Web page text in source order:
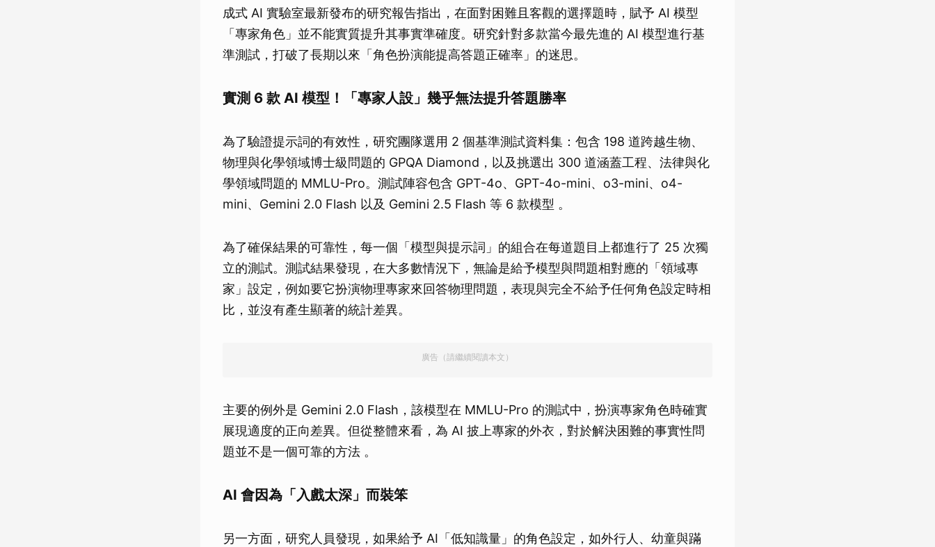
成式 AI 實驗室最新發布的研究報告指出，在面對困難且客觀的選擇題時，賦予 AI 模型
「專家角色」並不能實質提升其事實準確度。研究針對多款當今最先進的 AI 模型進行基
準測試，打破了長期以來「角色扮演能提高答題正確率」的迷思。
實測 6 款 AI 模型！「專家人設」幾乎無法提升答題勝率
為了驗證提示詞的有效性，研究團隊選用 2 個基準測試資料集：包含 198 道跨越生物、
物理與化學領域博士級問題的 GPQA Diamond，以及挑選出 300 道涵蓋工程、法律與化
學領域問題的 MMLU-Pro。測試陣容包含 GPT-4o、GPT-4o-mini、o3-mini、o4-
mini、Gemini 2.0 Flash 以及 Gemini 2.5 Flash 等 6 款模型 。
為了確保結果的可靠性，每一個「模型與提示詞」的組合在每道題目上都進行了 25 次獨
立的測試。測試結果發現，在大多數情況下，無論是給予模型與問題相對應的「領域專
家」設定，例如要它扮演物理專家來回答物理問題，表現與完全不給予任何角色設定時相
比，並沒有產生顯著的統計差異。
廣告（請繼續閱讀本文）
主要的例外是 Gemini 2.0 Flash，該模型在 MMLU-Pro 的測試中，扮演專家角色時確實
展現適度的正向差異。但從整體來看，為 AI 披上專家的外衣，對於解決困難的事實性問
題並不是一個可靠的方法 。
AI 會因為「入戲太深」而裝笨
另一方面，研究人員發現，如果給予 AI「低知識量」的角色設定，如外行人、幼童與蹣